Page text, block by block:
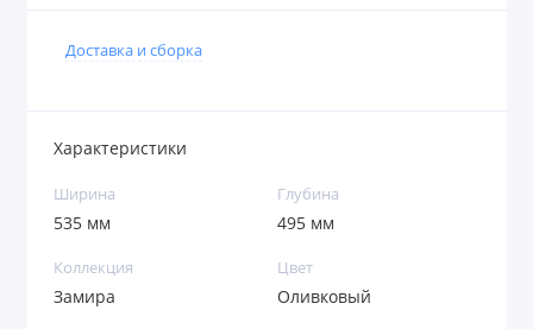
Доставка и сборка
Характеристики
Ширина
535 мм
Глубина
495 мм
Коллекция
Замира
Цвет
Оливковый